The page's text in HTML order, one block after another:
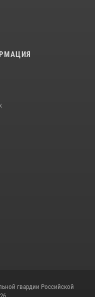
гвардии Российской